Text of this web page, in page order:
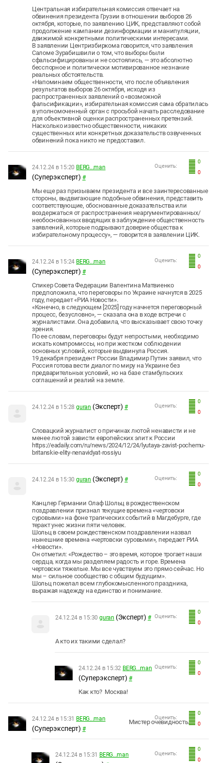
Центральная избирательная комиссия отвечает на
обвинения президента Грузии в отношении выборов 26
октября, которые, по заявлению ЦИК, представляют собой
продолжение кампании дезинформации и манипуляции,
движимой конкретными политическими интересами.
В заявлении Центризбиркома говорится, что заявления
Саломе Зурабишвили о том, что выборы были
сфальсифицированы и не состоялись, — это абсолютно
бесспорное и политически мотивированное незнание
реальных обстоятельств.
«Напоминаем общественности, что после объявления
результатов выборов 26 октября, исходя из
распространенных заявлений о «возможной
фальсификации», избирательная комиссия сама обратилась
в уполномоченный орган с просьбой начать расследование
для объективной оценки распространенных претензий.
Насколько известно общественности, никаких
существенных или конкретных доказательств озвученных
обвинений пока никто не предоставил.
0
0
Оценить:
24.12.24 в 15:20 BERG...man
(Суперэксперт) #
Мы еще раз призываем президента и все заинтересованные
стороны, выдвигающие подобные обвинения, представить
соответствующие, обоснованные доказательства или
воздержаться от распространения неаргументированных/
необоснованных вводящих в заблуждение общественность
заявлений, которые подрывают доверие общества к
избирательному процессу», — говорится в заявлении ЦИК.
0
0
Оценить:
24.12.24 в 15:24 BERG...man
(Суперэксперт) #
Спикер Совета Федерации Валентина Матвиенко
предположила, что переговоры по Украине начнутся в 2025
году, передает «РИА Новости».
«Конечно, в следующем [2025] году начнется переговорный
процесс, безусловно», — сказала она в ходе встречи с
журналистами. Она добавила, что высказывает свою точку
зрения.
По ее словам, переговоры будут непростыми, необходимо
искать компромиссы, но при жестком соблюдении
основных условий, которые выдвинула Россия.
19 декабря президент России Владимир Путин заявил, что
Россия готова вести диалог по миру на Украине без
предварительных условий, но на базе стамбульских
соглашений и реалий на земле.
0
0
Оценить:
24.12.24 в 15:28 guran (Эксперт) #
Словацкий журналист о причинах лютой ненависти и не
менее лютой зависти европейских элит к России
https://eadaily.com/ru/news/2024/12/24/lyutaya-zavist-pochemu-
britanskie-elity-nenavidyat-rossiyu
0
0
Оценить:
24.12.24 в 15:30 guran (Эксперт) #
Канцлер Германии Олаф Шольц в рождественском
поздравлении признал текущие времена «чертовски
суровыми» на фоне трагических событий в Магдебурге, где
теракт унес жизни пяти человек.
Шольц в своем рождественском поздравлении назвал
нынешние времена «чертовски суровыми», передает РИА
«Новости».
Он отметил: «Рождество – это время, которое трогает наши
сердца, когда мы разделяем радость и горе. Времена
чертовски тяжелые. Мы все чувствуем это прямо сейчас. Но
мы – сильное сообщество с общим будущим».
Шольц пожелал всем глубокомысленного праздника,
выражая надежду на единство и понимание.
0
0
Оценить:
24.12.24 в 15:30 guran (Эксперт) #
А кто их такими сделал?
0
0
Оценить:
24.12.24 в 15:32 BERG...man
(Суперэксперт) #
Как кто? Москва!
0
0
Оценить:
24.12.24 в 15:31 BERG...man
(Суперэксперт) #
Мистер очевидность.
0
0
Оценить:
24.12.24 в 15:31 BERG...man